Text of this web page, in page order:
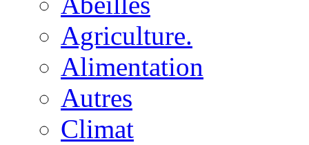
Agriculture.
Alimentation
Autres
Climat